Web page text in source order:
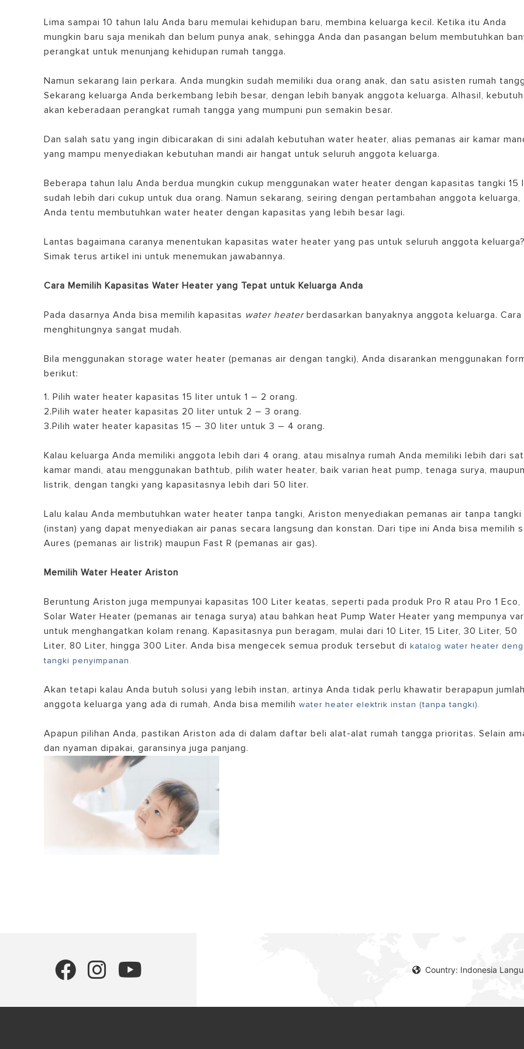
Lima sampai 10 tahun lalu Anda baru memulai kehidupan baru, membina keluarga kecil. Ketika itu Anda
mungkin baru saja menikah dan belum punya anak, sehingga Anda dan pasangan belum membutuhkan
perangkat untuk menunjang kehidupan rumah tangga.
Namun sekarang lain perkara. Anda mungkin sudah memiliki dua orang anak, dan satu asisten rumah
Sekarang keluarga Anda berkembang lebih besar, dengan lebih banyak anggota keluarga. Alhasil,
akan keberadaan perangkat rumah tangga yang mumpuni pun semakin besar.
Dan salah satu yang ingin dibicarakan di sini adalah kebutuhan water heater, alias pemanas air kamar
yang mampu menyediakan kebutuhan mandi air hangat untuk seluruh anggota keluarga.
Beberapa tahun lalu Anda berdua mungkin cukup menggunakan water heater dengan kapasitas tangki 15
sudah lebih dari cukup untuk dua orang. Namun sekarang, seiring dengan pertambahan anggota keluarga,
Anda tentu membutuhkan water heater dengan kapasitas yang lebih besar lagi.
Lantas bagaimana caranya menentukan kapasitas water heater yang pas untuk seluruh anggota keluarga?
Simak terus artikel ini untuk menemukan jawabannya.
Cara Memilih Kapasitas Water Heater yang Tepat untuk Keluarga Anda
Pada dasarnya Anda bisa memilih kapasitas water heaterberdasarkan banyaknya anggota keluarga. Cara
menghitungnya sangat mudah.
Bila menggunakan storage water heater (pemanas air dengan tangki), Anda disarankan menggunakan
berikut:
1. Pilih water heater kapasitas 15 liter untuk 1 – 2 orang.
2.Pilih water heater kapasitas 20 liter untuk 2 – 3 orang.
3.Pilih water heater kapasitas 15 – 30 liter untuk 3 – 4 orang.
Kalau keluarga Anda memiliki anggota lebih dari 4 orang, atau misalnya rumah Anda memiliki lebih dari
kamar mandi, atau menggunakan bathtub, pilih water heater, baik varian heat pump, tenaga surya, maupun
listrik, dengan tangki yang kapasitasnya lebih dari 50 liter.
Lalu kalau Anda membutuhkan water heater tanpa tangki, Ariston menyediakan pemanas air tanpa tangki
(instan) yang dapat menyediakan air panas secara langsung dan konstan. Dari tipe ini Anda bisa memilih
Aures (pemanas air listrik) maupun Fast R (pemanas air gas).
Memilih Water Heater Ariston
Beruntung Ariston juga mempunyai kapasitas 100 Liter keatas, seperti pada produk Pro R atau Pro 1 Eco,
Solar Water Heater (pemanas air tenaga surya) atau bahkan heat Pump Water Heater yang mempunya
untuk menghangatkan kolam renang. Kapasitasnya pun beragam, mulai dari 10 Liter, 15 Liter, 30 Liter, 50
Liter, 80 Liter, hingga 300 Liter. Anda bisa mengecek semua produk tersebut dikatalog water heater
tangki penyimpanan.
Akan tetapi kalau Anda butuh solusi yang lebih instan, artinya Anda tidak perlu khawatir berapapun jumlah
anggota keluarga yang ada di rumah, Anda bisa memilihwater heater elektrik instan (tanpa tangki).
Apapun pilihan Anda, pastikan Ariston ada di dalam daftar beli alat-alat rumah tangga prioritas. Selain
dan nyaman dipakai, garansinya juga panjang.
Country: Indonesia